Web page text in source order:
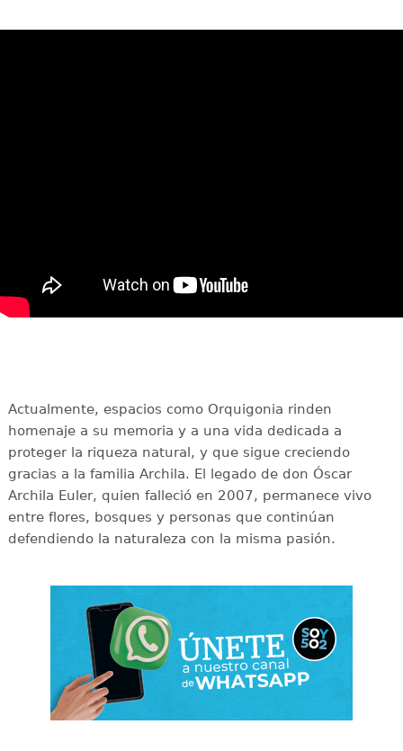
Actualmente, espacios como Orquigonia rinden
homenaje a su memoria y a una vida dedicada a
proteger la riqueza natural, y que sigue creciendo
gracias a la familia Archila. El legado de don Óscar
Archila Euler, quien falleció en 2007, permanece vivo
entre flores, bosques y personas que continúan
defendiendo la naturaleza con la misma pasión.